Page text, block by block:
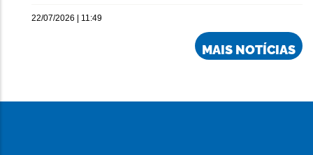
22/07/2026 | 11:49
MAIS NOTÍCIAS